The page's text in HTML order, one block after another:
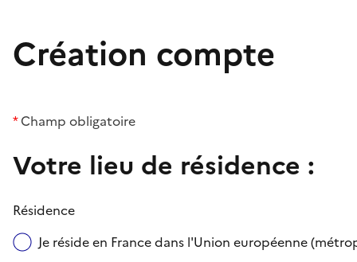
Création compte
*Champ obligatoire
Votre lieu de résidence :
Résidence
Je réside en France dans l'Union européenne